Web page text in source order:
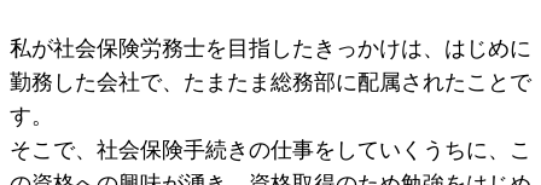
私が社会保険労務士を目指したきっかけは、はじめに
勤務した会社で、たまたま総務部に配属されたことで
す。
そこで、社会保険手続きの仕事をしていくうちに、こ